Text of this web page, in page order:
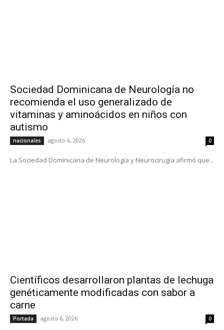
Sociedad Dominicana de Neurología no
recomienda el uso generalizado de
vitaminas y aminoácidos en niños con
autismo
nacionales agosto 6, 2026 0
La Sociedad Dominicana de Neurología y Neurocirugía afirmó que...
Científicos desarrollaron plantas de lechuga
genéticamente modificadas con sabor a
carne
Portada agosto 6, 2026 0